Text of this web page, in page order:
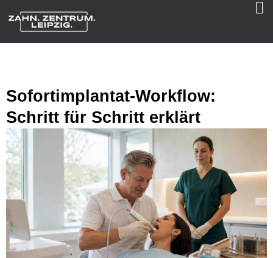
Sofortimplantat-Workflow:
Schritt für Schritt erklärt